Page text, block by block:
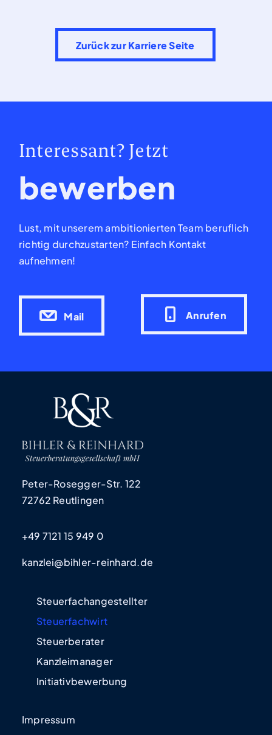
Zurück zur Karriere Seite
Interessant? Jetzt
bewerben
Lust, mit unserem ambitionierten Team beruflich
richtig durchzustarten? Einfach Kontakt
aufnehmen!
Mail Anrufen
Peter-Rosegger-Str. 122
72762 Reutlingen
+49 7121 15 949 0
kanzlei@bihler-reinhard.de
Steuerfachangestellter
Steuerfachwirt
Steuerberater
Kanzleimanager
Initiativbewerbung
Impressum